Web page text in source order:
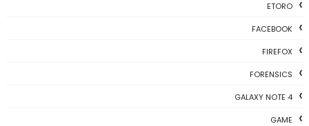
ETORO
FACEBOOK
FIREFOX
FORENSICS
GALAXY NOTE 4
GAME